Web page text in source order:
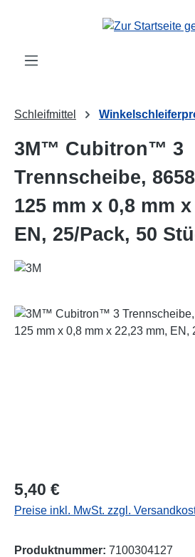
Zum Hauptinhalt springen
Schleifmittel
3M™ Cubitron™ 3
Trennscheibe,
125 mm x 0,8 mm
EN, 25/Pack, 50
Bildergalerie überspringen
Regulärer Preis:
5,40 €
Preise inkl. MwSt. zzgl.
Produktnummer: 7100304127